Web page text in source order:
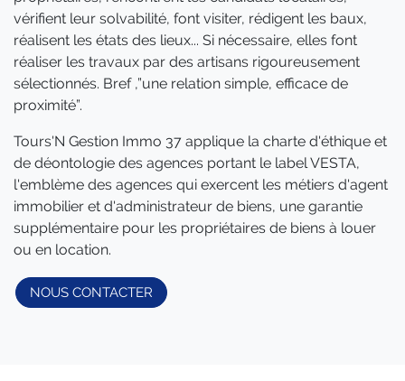
vérifient leur solvabilité, font visiter, rédigent les baux,
réalisent les états des lieux... Si nécessaire, elles font
réaliser les travaux par des artisans rigoureusement
sélectionnés. Bref ,”une relation simple, efficace de
proximité”.
Tours'N Gestion Immo 37 applique la charte d'éthique et
de déontologie des agences portant le label VESTA,
l'emblème des agences qui exercent les métiers d'agent
immobilier et d'administrateur de biens, une garantie
supplémentaire pour les propriétaires de biens à louer
ou en location.
NOUS CONTACTER